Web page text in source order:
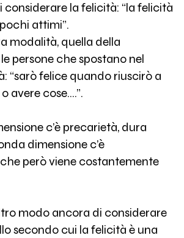
la felicità: “la felicità
attimi”.
modalità, quella della
persone che spostano nel
“sarò felice quando riuscirò a
avere cose….”.
c’è precarietà, dura
dimensione c’è
però viene costantemente
modo ancora di considerare
secondo cui la felicità è una